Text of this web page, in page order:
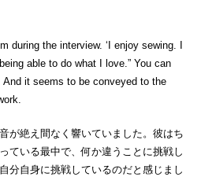
during the interview. ‘I enjoy sewing. I
able to do what I love.” You can
it seems to be conveyed to the
が絶え間なく響いていました。彼はち
ている最中で、何か違うことに挑戦し
分自身に挑戦しているのだと感じまし